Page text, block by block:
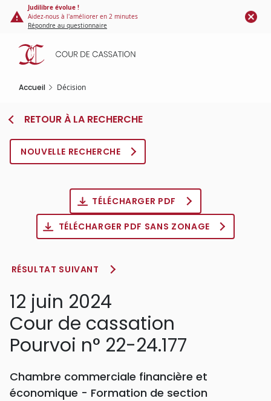
Panneau de gestion des cookies
contenu
principal
Judilibre évolue !
Aidez-nous à l'améliorer en 2 minutes
Répondre au questionnaire
Accueil Décision
RETOUR À LA RECHERCHE
NOUVELLE RECHERCHE
TÉLÉCHARGER PDF
TÉLÉCHARGER PDF SANS ZONAGE
RÉSULTAT SUIVANT
12 juin 2024
Cour de cassation
Pourvoi n° 22-24.177
Chambre commerciale financière et
économique - Formation de section